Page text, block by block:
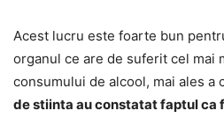
Acest lucru este foarte bun
organul ce are de suferit cel mai
consumului de alcool, mai ales a
de stiinta au constatat faptul ca